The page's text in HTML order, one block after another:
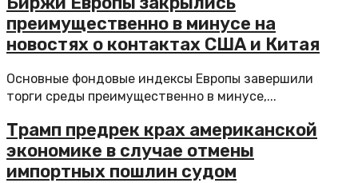
преимущественно в минусе на
новостях о контактах США и Китая
Основные фондовые индексы Европы завершили
торги среды преимущественно в минусе,...
Трамп предрек крах американской
экономике в случае отмены
импортных пошлин судом